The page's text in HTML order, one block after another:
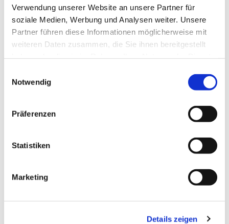
Verwendung unserer Website an unsere Partner für
soziale Medien, Werbung und Analysen weiter. Unsere
Partner führen diese Informationen möglicherweise mit
weiteren Daten zusammen, die Sie ihnen bereitgestellt
Notwendig
Präferenzen
Statistiken
Marketing
Details zeigen
Dies könnte Sie auch interessieren